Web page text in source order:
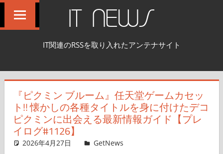
へ
IT NEWS
IT関連のRSSを取り入れたアンテナサイト
『ピクミン ブルーム』任天堂ゲームカセッ
ト!! 懐かしの各種タイトルを身に付けたデコ
ピクミンに出会える最新情報ガイド【プレ
イログ#1126】
2026年4月27日 ガジェ通ウェブライター
GetNews